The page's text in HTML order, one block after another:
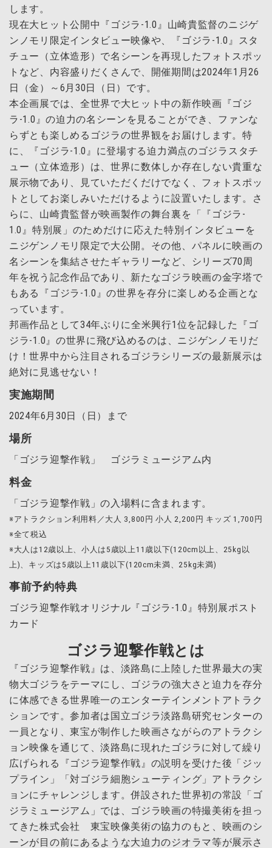
します。
現在大ヒット公開中『ゴジラ-1.0』山崎貴監督のニジゲ
ンノモリ限定インタビュー映像や、『ゴジラ‐1.0』スタ
チュー（立体造形）で名シーンを再現したフォトスポッ
トなど、内容盛りだくさんで、開催期間は2024年1月26
日（金）～6月30日（日）です。
本企画展では、全世界で大ヒット中の新作映画『ゴジ
ラ-1.0』の迫力の名シーンを見ることができ、ファンな
らずとも楽しめるゴジラの世界観をお届けします。特
に、『ゴジラ-1.0』に登場する迫力満点のゴジラスタチ
ュー（立体造形）は、世界に数体しか存在しない貴重な
展示物であり、見ていただくだけでなく、フォトスポッ
トとしてお楽しみいただけるように設置いたします。さ
らに、山崎貴監督が映画製作の舞台裏を「『ゴジラ‐
1.0』特別展」のためだけに応えた特別インタビューを
ニジゲンノモリ限定で大公開。その他、パネルに映画の
名シーンを集結させたギャラリーなど、シリーズ70周
年を祝う記念作品であり、新たなゴジラ映画の金字塔で
もある『ゴジラ-1.0』の世界を存分に楽しめる企画とな
っています。
邦画作品として34年ぶりに全米興行1位を記録した『ゴ
ジラ-1.0』の世界に飛び込めるのは、ニジゲンノモリだ
け！世界中から注目されるゴジラシリーズの最新展示は
絶対に見逃せない！
実施期間
2024年6月30日（日）まで
場所
「ゴジラ迎撃作戦」 ゴジラミュージアム内
料金
「ゴジラ迎撃作戦」の入場料に含まれます。
※アトラクション利用料／大人 3,800円 小人 2,200円 キッズ 1,700円
※全て税込
※大人は12歳以上、小人は5歳以上11歳以下(120cm以上、25kg以
上)、キッズは5歳以上11歳以下(120cm未満、25kg未満)
事前予約特典
ゴジラ迎撃作戦オリジナル『ゴジラ‐1.0』特別展ポスト
カード
ゴジラ迎撃作戦とは
『ゴジラ迎撃作戦』は、淡路島に上陸した世界最大の実
物大ゴジラをテーマにし、ゴジラの強大さと迫力を存分
に体感できる世界唯一のエンターテインメントアトラク
ションです。参加者は国立ゴジラ淡路島研究センターの
一員となり、東宝が制作した映画さながらのアトラクシ
ョン映像を通じて、淡路島に現れたゴジラに対して繰り
広げられる『ゴジラ迎撃作戦』の説明を受けた後「ジッ
プライン」「対ゴジラ細胞シューティング」アトラクシ
ョンにチャレンジします。併設された世界初の常設「ゴ
ジラミュージアム」では、ゴジラ映画の特撮美術を担っ
てきた株式会社 東宝映像美術の協力のもと、映画のシ
ーンが目の前にあるような大迫力のジオラマ等が展示さ